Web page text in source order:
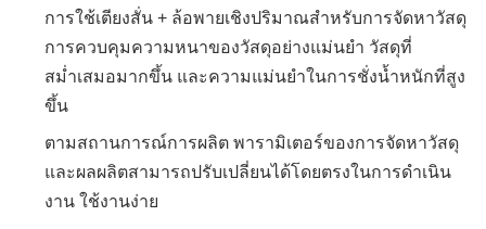
การใช้เตียงสั่น + ล้อพายเชิงปริมาณสำหรับการจัดหาวัสดุ
การควบคุมความหนาของวัสดุอย่างแม่นยำ วัสดุที่
สม่ำเสมอมากขึ้น และความแม่นยำในการชั่งน้ำหนักที่สูง
ขึ้น
ตามสถานการณ์การผลิต พารามิเตอร์ของการจัดหาวัสดุ
และผลผลิตสามารถปรับเปลี่ยนได้โดยตรงในการดำเนิน
งาน ใช้งานง่าย